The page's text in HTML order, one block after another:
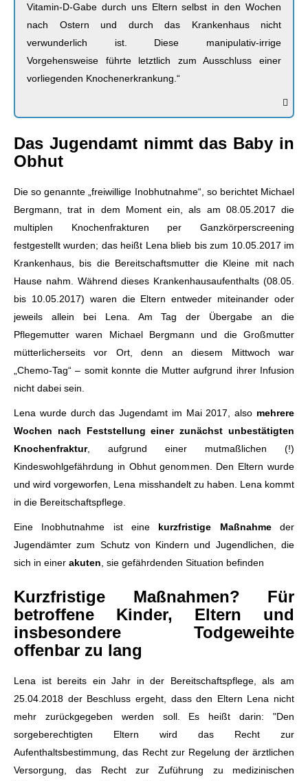
Vitamin-D-Gabe durch uns Eltern selbst in den Wochen
nach Ostern und durch das Krankenhaus nicht
verwunderlich ist. Diese manipulativ-irrige
Vorgehensweise führte letztlich zum Ausschluss einer
vorliegenden Knochenerkrankung.“
Das Jugendamt nimmt das Baby in
Obhut
Die so genannte „freiwillige Inobhutnahme“, so berichtet Michael
Bergmann, trat in dem Moment ein, als am 08.05.2017 die
multiplen Knochenfrakturen per Ganzkörperscreening
festgestellt wurden; das heißt Lena blieb bis zum 10.05.2017 im
Krankenhaus, bis die Bereitschaftsmutter die Kleine mit nach
Hause nahm. Während dieses Krankenhausaufenthalts (08.05.
bis 10.05.2017) waren die Eltern entweder miteinander oder
jeweils allein bei Lena. Am Tag der Übergabe an die
Pflegemutter waren Michael Bergmann und die Großmutter
mütterlicherseits vor Ort, denn an diesem Mittwoch war
„Chemo-Tag“ – somit konnte die Mutter aufgrund ihrer Infusion
nicht dabei sein.
Lena wurde durch das Jugendamt im Mai 2017, also mehrere
Wochen nach Feststellung einer zunächst unbestätigten
Knochenfraktur, aufgrund einer mutmaßlichen (!)
Kindeswohlgefährdung in Obhut genommen. Den Eltern wurde
und wird vorgeworfen, Lena misshandelt zu haben. Lena kommt
in die Bereitschaftspflege.
Eine Inobhutnahme ist eine kurzfristige Maßnahmeder
Jugendämter zum Schutz von Kindern und Jugendlichen, die
sich in einer akuten , sie gefährdenden Situation befinden
Kurzfristige Maßnahmen? Für
betroffene Kinder, Eltern und
insbesondere Todgeweihte
offenbar zu lang
Lena ist bereits ein Jahr in der Bereitschaftspflege, als am
25.04.2018 der Beschluss ergeht, dass den Eltern Lena nicht
mehr zurückgegeben werden soll. Es heißt darin: "Den
sorgeberechtigten Eltern wird das Recht zur
Aufenthaltsbestimmung, das Recht zur Regelung der ärztlichen
Versorgung, das Recht zur Zuführung zu medizinischen